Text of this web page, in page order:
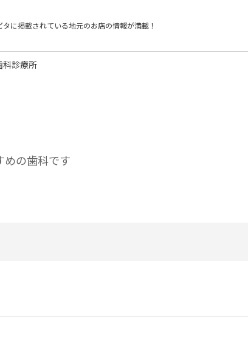
タに掲載されている地元のお店の情報が満載！
科診療所
めの歯科です